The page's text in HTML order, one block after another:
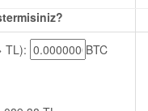
TL):
BTC